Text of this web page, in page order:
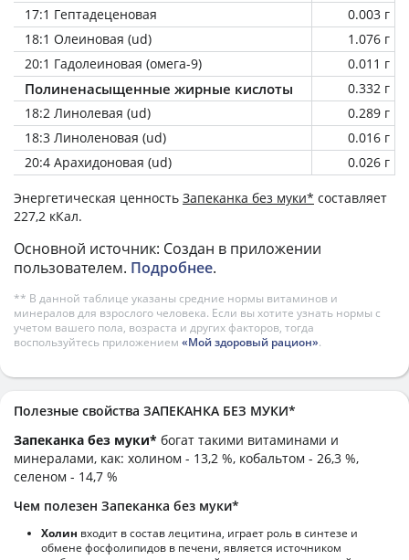
17:1 Гептадеценовая
0.003 г
18:1 Олеиновая (ud)
1.076 г
20:1 Гадолеиновая (омега-9)
0.011 г
Полиненасыщенные жирные кислоты
0.332 г
18:2 Линолевая (ud)
0.289 г
18:3 Линоленовая (ud)
0.016 г
20:4 Арахидоновая (ud)
0.026 г
Энергетическая ценность Запеканка без муки* составляет
227,2 кКал.
Основной источник: Создан в приложении
пользователем. Подробнее.
** В данной таблице указаны средние нормы витаминов и
минералов для взрослого человека. Если вы хотите узнать нормы с
учетом вашего пола, возраста и других факторов, тогда
воспользуйтесь приложением «Мой здоровый рацион».
Полезные свойства ЗАПЕКАНКА БЕЗ МУКИ*
Запеканка без муки* богат такими витаминами и
минералами, как: холином - 13,2 %, кобальтом - 26,3 %,
селеном - 14,7 %
Чем полезен Запеканка без муки*
Холин входит в состав лецитина, играет роль в синтезе и
обмене фосфолипидов в печени, является источником